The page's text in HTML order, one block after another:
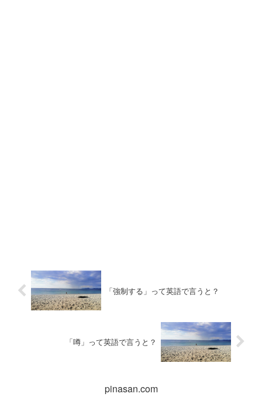
「強制する」って英語で言うと？
「噂」って英語で言うと？
pinasan.com